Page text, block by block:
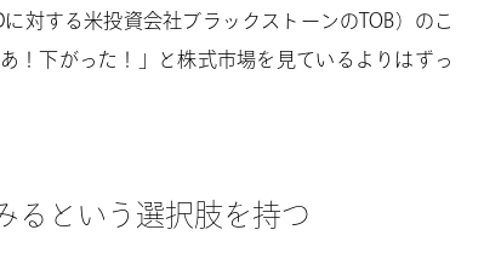
対する米投資会社ブラックストーンのTOB）のこ
！下がった！」と株式市場を見ているよりはずっ
るという選択肢を持つ